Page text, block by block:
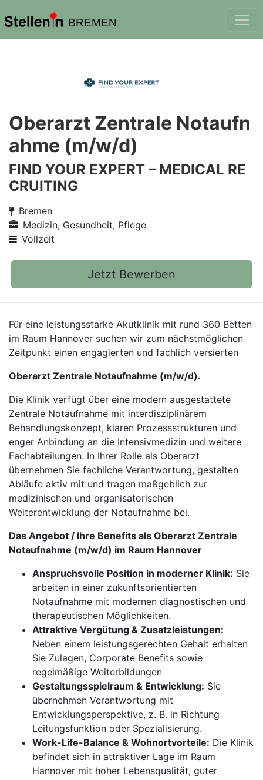
BREMEN
Oberarzt Zentrale Notaufn
ahme (m/w/d)
FIND YOUR EXPERT – MEDICAL RE
CRUITING
Bremen
Medizin, Gesundheit, Pflege
Vollzeit
Jetzt Bewerben
Für eine leistungsstarke Akutklinik mit rund 360 Betten
im Raum Hannover suchen wir zum nächstmöglichen
Zeitpunkt einen engagierten und fachlich versierten
Oberarzt Zentrale Notaufnahme (m/w/d).
Die Klinik verfügt über eine modern ausgestattete
Zentrale Notaufnahme mit interdisziplinärem
Behandlungskonzept, klaren Prozessstrukturen und
enger Anbindung an die Intensivmedizin und weitere
Fachabteilungen. In Ihrer Rolle als Oberarzt
übernehmen Sie fachliche Verantwortung, gestalten
Abläufe aktiv mit und tragen maßgeblich zur
medizinischen und organisatorischen
Weiterentwicklung der Notaufnahme bei.
Das Angebot / Ihre Benefits als Oberarzt Zentrale
Notaufnahme (m/w/d) im Raum Hannover
Anspruchsvolle Position in moderner Klinik: Sie
arbeiten in einer zukunftsorientierten
Notaufnahme mit modernen diagnostischen und
therapeutischen Möglichkeiten.
Attraktive Vergütung & Zusatzleistungen:
Neben einem leistungsgerechten Gehalt erhalten
Sie Zulagen, Corporate Benefits sowie
regelmäßige Weiterbildungen
Gestaltungsspielraum & Entwicklung: Sie
übernehmen Verantwortung mit
Entwicklungsperspektive, z. B. in Richtung
Leitungsfunktion oder Spezialisierung.
Work-Life-Balance & Wohnortvorteile: Die Klinik
befindet sich in attraktiver Lage im Raum
Hannover mit hoher Lebensqualität, guter